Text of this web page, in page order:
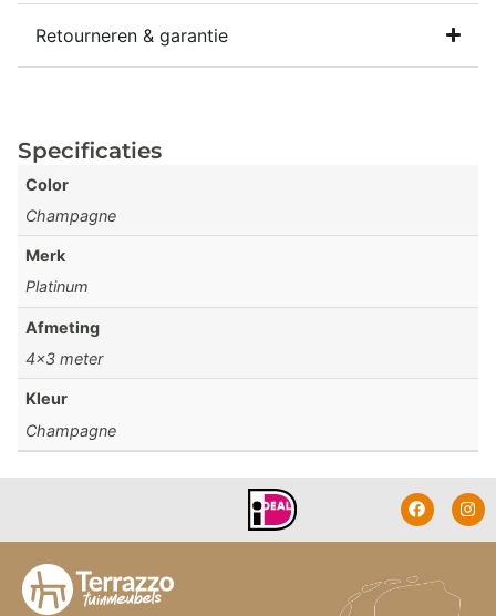
Retourneren & garantie
Specificaties
Color
Champagne
Merk
Platinum
Afmeting
4×3 meter
Kleur
Champagne